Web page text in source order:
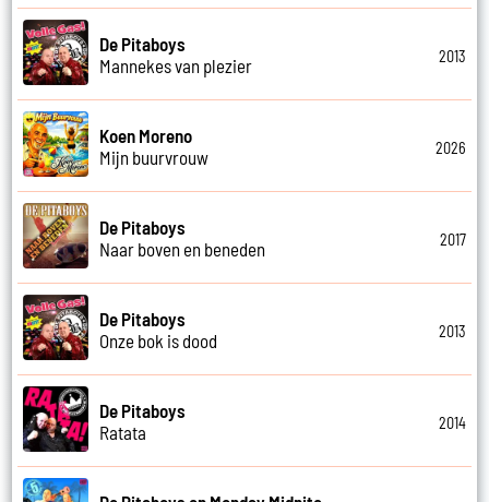
De Pitaboys
Mannekes van plezier
2013
Koen Moreno
Mijn buurvrouw
2026
De Pitaboys
Naar boven en beneden
2017
De Pitaboys
Onze bok is dood
2013
De Pitaboys
Ratata
2014